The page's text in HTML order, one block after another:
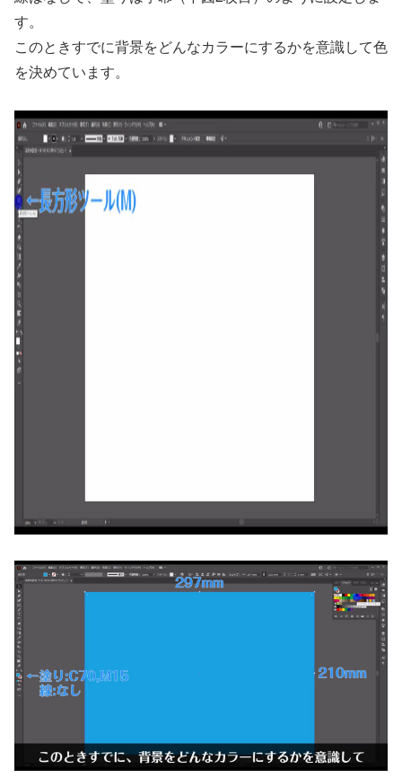
す。
このときすでに背景をどんなカラーにするかを意識して色
を決めています。